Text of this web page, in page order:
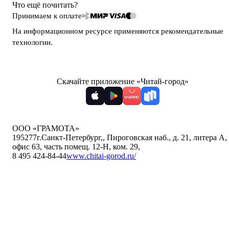
Что ещё почитать?
Принимаем к оплате
На информационном ресурсе применяются рекомендательные
технологии.
Скачайте приложение «Читай-город»
ООО «ГРАМОТА»
195277г.Санкт-Петербург,, Пироговская наб., д. 21, литера А,
офис 63, часть помещ. 12-Н, ком. 29,
8 495 424-84-44www.chitai-gorod.ru/